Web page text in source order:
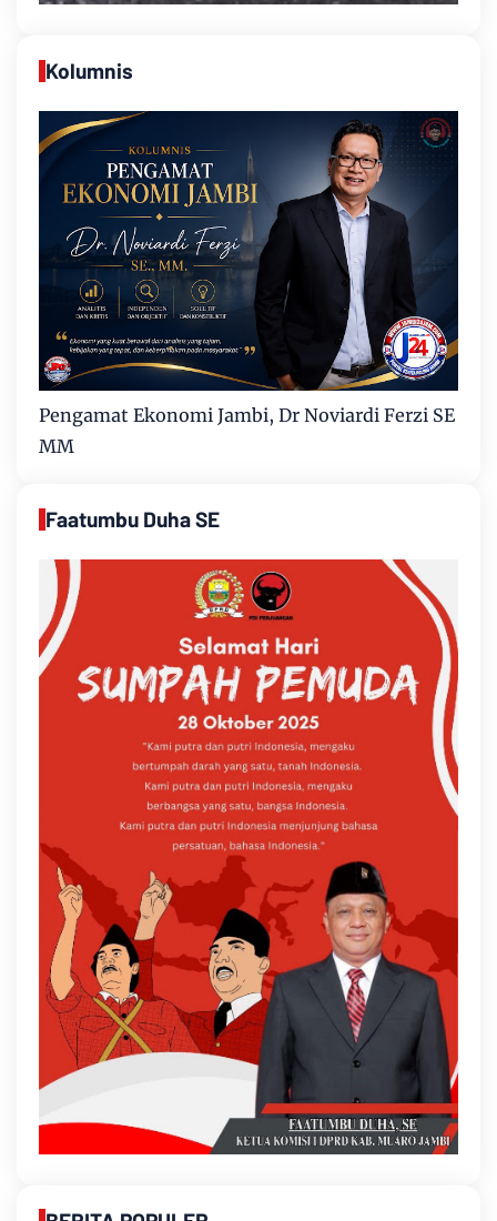
Kolumnis
Pengamat Ekonomi Jambi, Dr Noviardi Ferzi SE
MM
Faatumbu Duha SE